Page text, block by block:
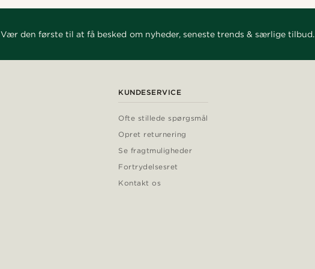
Vær den første til at få besked om nyheder, seneste trends & særlige tilbud.
KUNDESERVICE
Ofte stillede spørgsmål
Opret returnering
Se fragtmuligheder
Fortrydelsesret
Kontakt os